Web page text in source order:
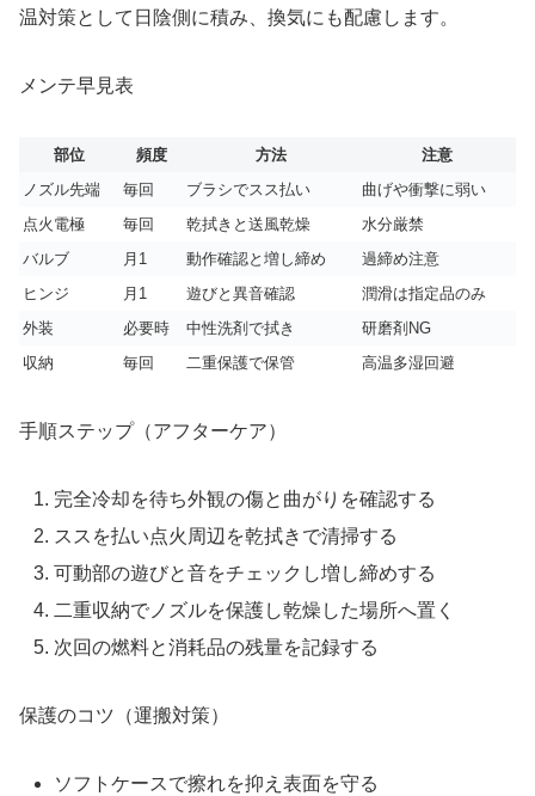
温対策として日陰側に積み、換気にも配慮します。
メンテ早見表
部位 頻度 方法
注意
ノズル先端
毎回 ブラシでスス払い
曲げや衝撃に弱い
点火電極
毎回 乾拭きと送風乾燥
水分厳禁
バルブ
月1 動作確認と増し締め
過締め注意
ヒンジ
月1 遊びと異音確認
潤滑は指定品のみ
外装
必要時 中性洗剤で拭き
研磨剤NG
収納
毎回 二重保護で保管 高温多湿回避
手順ステップ（アフターケア）
完全冷却を待ち外観の傷と曲がりを確認する
ススを払い点火周辺を乾拭きで清掃する
可動部の遊びと音をチェックし増し締めする
二重収納でノズルを保護し乾燥した場所へ置く
次回の燃料と消耗品の残量を記録する
保護のコツ（運搬対策）
ソフトケースで擦れを抑え表面を守る